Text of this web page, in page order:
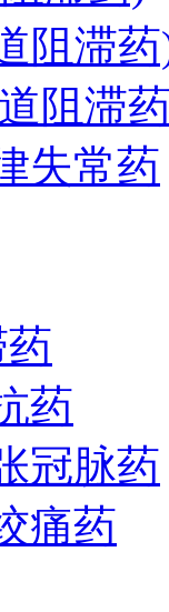
阻滞
阻滞
失常药
药
冠脉药
痛药